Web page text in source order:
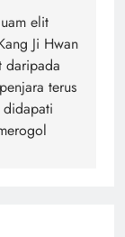
elit
Ji Hwan
daripada
terus